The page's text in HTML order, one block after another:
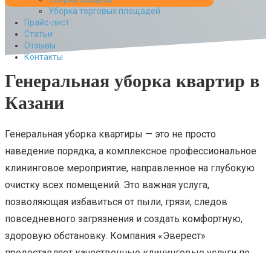
Уборка торговых площадей
Прайс-лист
Cтатьи
Отзывы
Контакты
Генеральная уборка квартир в
Казани
Генеральная уборка квартиры — это не просто
наведение порядка, а комплексное профессиональное
клининговое мероприятие, направленное на глубокую
очистку всех помещений. Это важная услуга,
позволяющая избавиться от пыли, грязи, следов
повседневного загрязнения и создать комфортную,
здоровую обстановку. Компания «Эверест»